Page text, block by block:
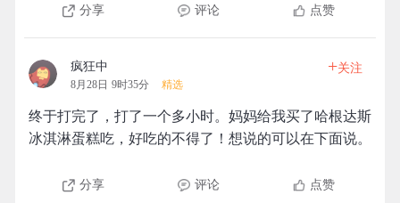
分享 评论 点赞
疯狂中
8月28日 9时35分 精选
+关注
终于打完了，打了一个多小时。妈妈给我买了哈根达斯
冰淇淋蛋糕吃，好吃的不得了！想说的可以在下面说。
分享 评论 点赞